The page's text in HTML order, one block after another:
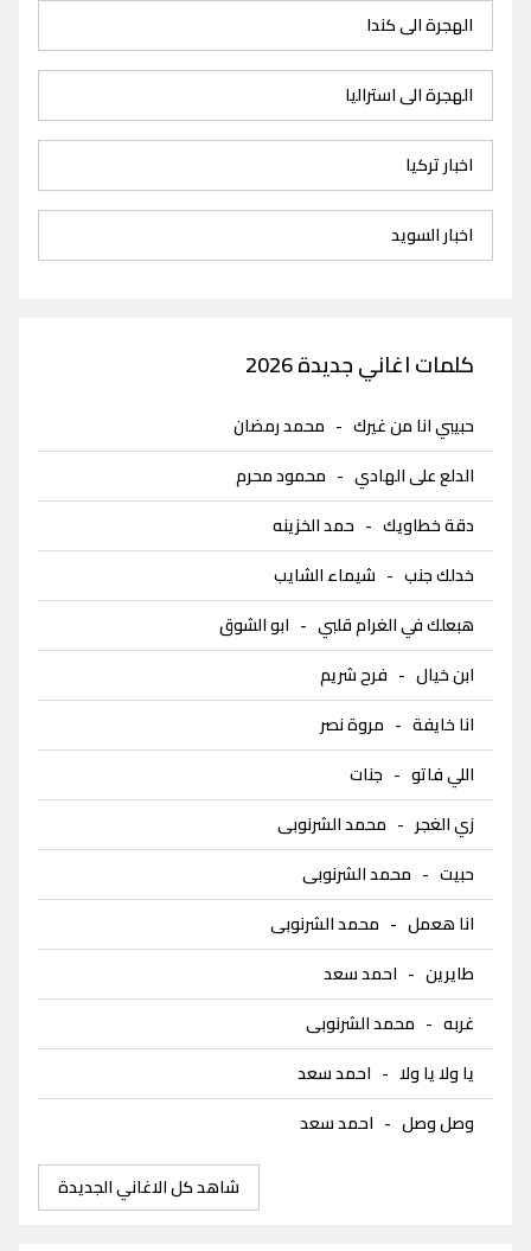
الهجرة الى كندا
الهجرة الى استراليا
اخبار تركيا
اخبار السويد
كلمات اغاني جديدة 2026
حبيبي انا من غيرك - محمد رمضان
الدلع على الهادي - محمود محرم
دقة خطاويك - حمد الخزينه
خدلك جنب - شيماء الشايب
هبعلك في الغرام قلبي - ابو الشوق
ابن خيال - فرح شريم
انا خايفة - مروة نصر
اللي فاتو - جنات
زي الغجر - محمد الشرنوبى
حبيت - محمد الشرنوبى
انا هعمل - محمد الشرنوبى
طايرين - احمد سعد
غربه - محمد الشرنوبى
يا ولا يا ولا - احمد سعد
وصل وصل - احمد سعد
شاهد كل الاغاني الجديدة